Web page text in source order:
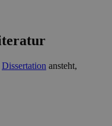
Dissertation ansteht,